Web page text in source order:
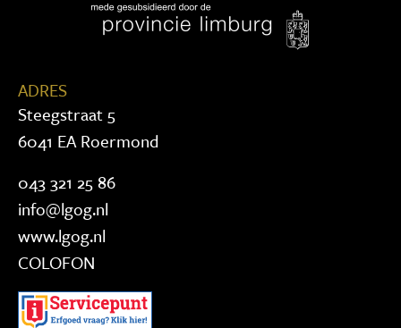
ADRES
Steegstraat 5
6041 EA Roermond
043 321 25 86
info@lgog.nl
www.lgog.nl
COLOFON